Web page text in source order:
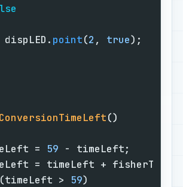
dispLED.
point(2 , true
ConversionTimeLeft()
=
59 -
=
(timeLeft > 59